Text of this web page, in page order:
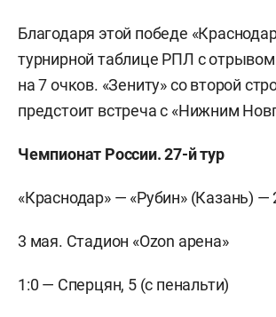
Благодаря этой победе
турнирной таблице РПЛ с отрывом
на 7 очков. «Зениту» со второй
предстоит встреча с «Нижним
Чемпионат России. 27-й тур
«Краснодар» — «Рубин» (Казань) —
3 мая. Стадион «Ozon арена»
1:0 — Сперцян, 5 (с пенальти)